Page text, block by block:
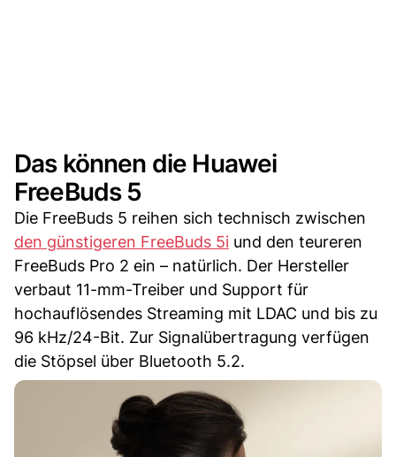
Das können die Huawei
FreeBuds 5
Die FreeBuds 5 reihen sich technisch zwischen
den günstigeren FreeBuds 5i und den teureren
FreeBuds Pro 2 ein – natürlich. Der Hersteller
verbaut 11-mm-Treiber und Support für
hochauflösendes Streaming mit LDAC und bis zu
96 kHz/24-Bit. Zur Signalübertragung verfügen
die Stöpsel über Bluetooth 5.2.